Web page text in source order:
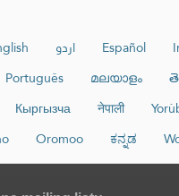
اردو Español
Português മലയാളം
Кыргызча नेपाली
Oromoo ಕನ್ನಡ